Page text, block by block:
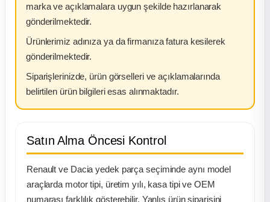
marka ve açıklamalara uygun şekilde hazırlanarak
gönderilmektedir.
Ürünlerimiz adınıza ya da firmanıza fatura kesilerek
gönderilmektedir.
Siparişlerinizde, ürün görselleri ve açıklamalarında
belirtilen ürün bilgileri esas alınmaktadır.
Satın Alma Öncesi Kontrol
Renault ve Dacia yedek parça seçiminde aynı model
araçlarda motor tipi, üretim yılı, kasa tipi ve OEM
numarası farklılık gösterebilir. Yanlış ürün siparişini